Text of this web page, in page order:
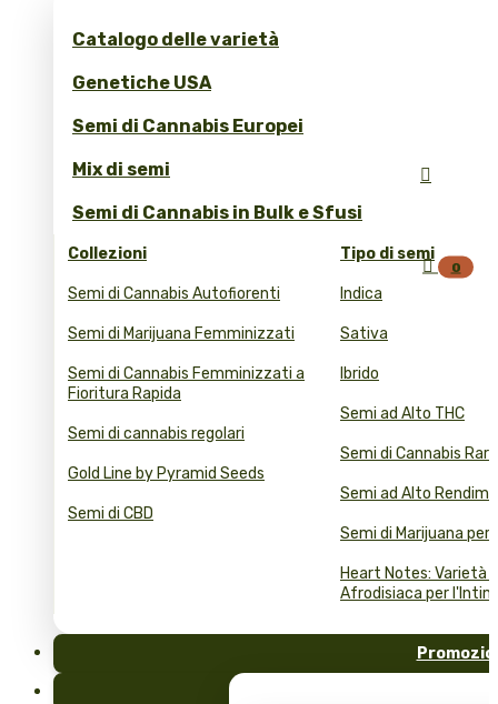
Catalogo delle varietà
Genetiche USA
Semi di Cannabis Europei
Mix di semi
Semi di Cannabis in Bulk e Sfusi
Collezioni
Semi di Cannabis Autofiorenti
Semi di Marijuana Femminizzati
Semi di Cannabis Femminizzati a
Fioritura Rapida
Semi di cannabis regolari
Gold Line by Pyramid Seeds
Semi di CBD
Tipo di semi
Indica
Sativa
Ibrido
Semi ad Alto THC
Semi di Cannabis Rari
Semi ad Alto
Semi di Marijuana
Heart Notes: Varietà
Afrodisiaca per

 0